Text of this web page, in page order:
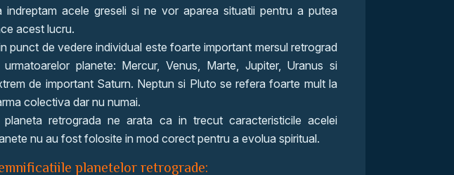
indreptam acele greseli si ne vor aparea situatii pentru a putea
acest lucru.
punct de vedere individual este foarte important mersul retrograd
urmatoarelor planete: Mercur, Venus, Marte, Jupiter, Uranus si
de important Saturn. Neptun si Pluto se refera foarte mult la
colectiva dar nu numai.
planeta retrograda ne arata ca in trecut caracteristicile acelei
nu au fost folosite in mod corect pentru a evolua spiritual.
planetelor retrograde: